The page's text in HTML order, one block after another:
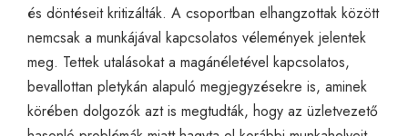
és döntéseit kritizálták. A csoportban elhangzottak között
nemcsak a munkájával kapcsolatos vélemények jelentek
meg. Tettek utalásokat a magánéletével kapcsolatos,
bevallottan pletykán alapuló megjegyzésekre is, aminek
körében dolgozók azt is megtudták, hogy az üzletvezető